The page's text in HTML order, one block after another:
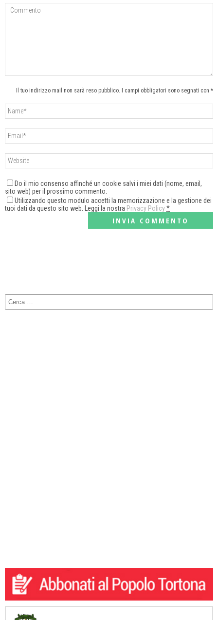
Il tuo indirizzo mail non sarà reso pubblico. I campi obbligatori sono segnati con *
Do il mio consenso affinché un cookie salvi i miei dati (nome, email,
sito web) per il prossimo commento.
Utilizzando questo modulo accetti la memorizzazione e la gestione dei
tuoi dati da questo sito web. Leggi la nostra Privacy Policy*